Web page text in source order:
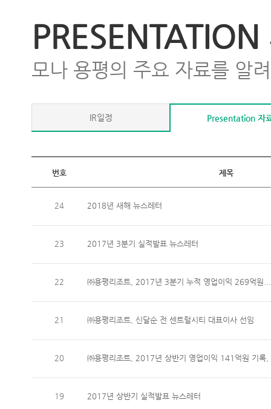
PRESENTATION
모나 용평의 주요 자료를 알
IR일정 Presentation 자
번호 제목
24 2018년 새해 뉴스레터
23 2017년 3분기 실적발표 뉴스레터
22 ㈜용평리조트, 2017년 3분기 누적 영업이익 269억원
21 ㈜용평리조트, 신달순 전 센트럴시티 대표이사 선임
20 ㈜용평리조트, 2017년 상반기 영업이익 141억원 기
19 2017년 상반기 실적발표 뉴스레터